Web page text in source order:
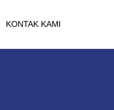
KONTAK KAMI